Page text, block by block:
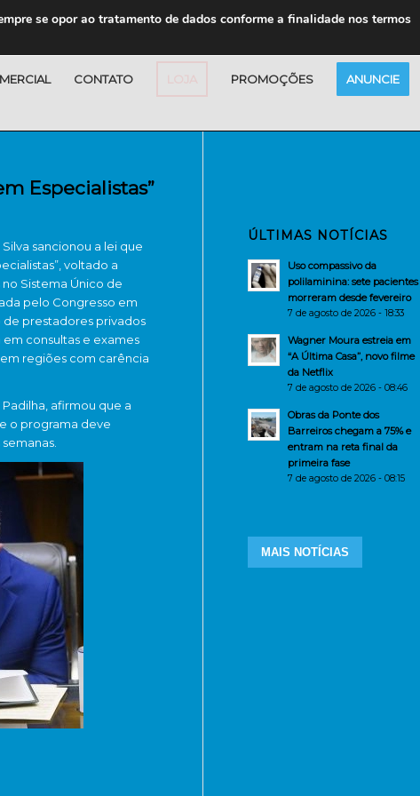
CONTATO PROMOÇÕES ANUNCIE
Especialistas”
sancionou a lei que
voltado a
Sistema Único de
pelo Congresso em
prestadores privados
consultas e exames
regiões com carência
afirmou que a
o programa deve
ÚLTIMAS NOTÍCIAS
Uso compassivo da
polilaminina: sete pacientes
morreram desde fevereiro
7 de agosto de 2026 - 18:33
Wagner Moura estreia em
“A Última Casa”, novo filme
da Netflix
7 de agosto de 2026 - 08:46
Obras da Ponte dos
Barreiros chegam a 75% e
entram na reta final da
primeira fase
7 de agosto de 2026 - 08:15
MAIS NOTÍCIAS
se opor ao tratamento de dados conforme a finalidade nos termos